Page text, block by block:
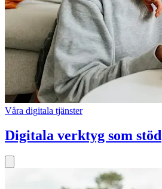
Våra digitala tjänster
Digitala verktyg som stöd